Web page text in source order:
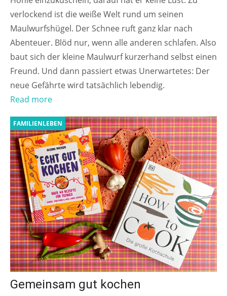
verlockend ist die weiße Welt rund um seinen
Maulwurfshügel. Der Schnee ruft ganz klar nach
Abenteuer. Blöd nur, wenn alle anderen schlafen. Also
baut sich der kleine Maulwurf kurzerhand selbst einen
Freund. Und dann passiert etwas Unerwartetes: Der
neue Gefährte wird tatsächlich lebendig.
Read more
FAMILIENLEBEN
Gemeinsam gut kochen